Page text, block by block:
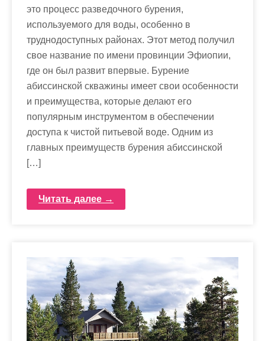
это процесс разведочного бурения,
используемого для воды, особенно в
труднодоступных районах. Этот метод получил
свое название по имени провинции Эфиопии,
где он был развит впервые. Бурение
абиссинской скважины имеет свои особенности
и преимущества, которые делают его
популярным инструментом в обеспечении
доступа к чистой питьевой воде. Одним из
главных преимуществ бурения абиссинской
[…]
Читать далее →